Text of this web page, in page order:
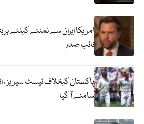
امریکا ایران سے نمٹنے کیلئے
نائب صدر
سامنے آ گیا